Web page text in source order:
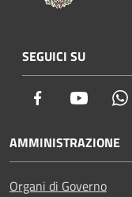
SEGUICI SU
Facebook Youtube
AMMINISTRAZIONE
Organi di Governo